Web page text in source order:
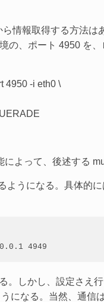
情報取得する方法
の、ポート 4950 を
4950 -i eth0 \
よって、後述する
うになる。具体的
4949
。しかし、設定さえ
になる。当然、通